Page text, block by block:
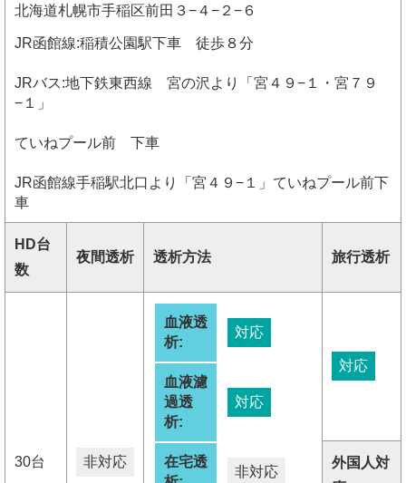
北海道札幌市手稲区前田３−４−２−６
JR函館線:稲積公園駅下車 徒歩８分
JRバス:地下鉄東西線 宮の沢より「宮４９−１・宮７９
−１」
ていねプール前 下車
JR函館線手稲駅北口より「宮４９−１」ていねプール前下
車
HD台
数
夜間透析 透析方法 旅行透析
30台 非対応
血液透
析:
対応
血液濾
過透
析:
対応
在宅透
非対応
対応
外国人対